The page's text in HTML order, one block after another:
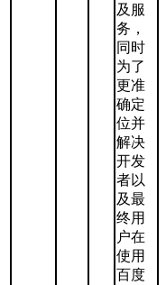
及服
务，
同时
为了
更准
确定
位并
解决
开发
者以
及最
终用
户在
使用
百度